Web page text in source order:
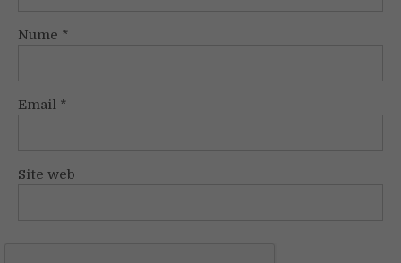
Nume *
Email *
Site web